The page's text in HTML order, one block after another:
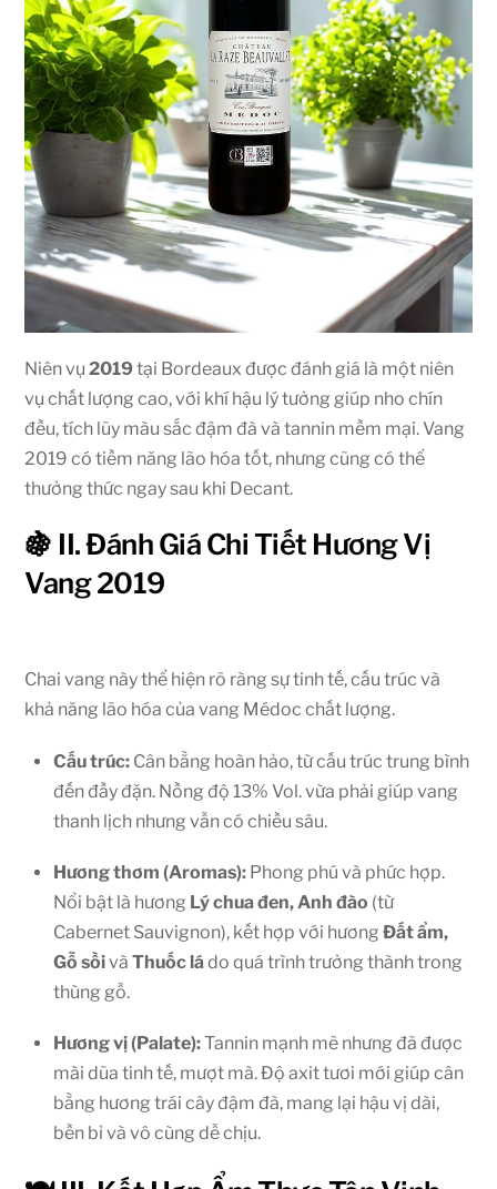
Niên vụ2019tại Bordeaux được đánh giá là một niên
vụ chất lượng cao, với khí hậu lý tưởng giúp nho chín
đều, tích lũy màu sắc đậm đà và tannin mềm mại. Vang
2019 có tiềm năng lão hóa tốt, nhưng cũng có thể
thưởng thức ngay sau khi Decant.
🍇 II. Đánh Giá Chi Tiết Hương Vị
Vang 2019
Chai vang này thể hiện rõ ràng sự tinh tế, cấu trúc và
khả năng lão hóa của vang Médoc chất lượng.
Cấu trúc: Cân bằng hoàn hảo, từ cấu trúc trung bình
đến đầy đặn. Nồng độ 13% Vol. vừa phải giúp vang
thanh lịch nhưng vẫn có chiều sâu.
Hương thơm (Aromas): Phong phú và phức hợp.
Nổi bật là hương Lý chua đen, Anh đào (từ
Cabernet Sauvignon), kết hợp với hương Đất ẩm,
Gỗ sồivà Thuốc lá do quá trình trưởng thành trong
thùng gỗ.
Hương vị (Palate):Tannin mạnh mẽ nhưng đã được
mài dũa tinh tế, mượt mà. Độ axit tươi mới giúp cân
bằng hương trái cây đậm đà, mang lại hậu vị dài,
bền bỉ và vô cùng dễ chịu.